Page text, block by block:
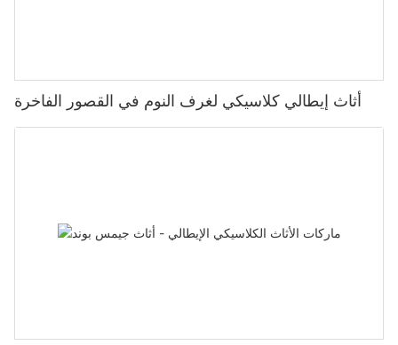
أثاث إيطالي كلاسيكي لغرف النوم في القصور الفاخرة